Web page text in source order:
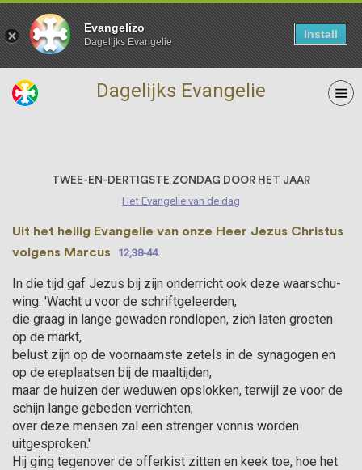
Evangelizo
Dagelijks Evangelie
Install
Dagelijks Evangelie 11 November
TWEE-EN-DERTIGSTE ZONDAG DOOR HET JAAR
Het Evangelie van de dag
Uit het heilig Evangelie van onze Heer Jezus Christus
volgens Marcus
12,38-44.
In die tijd gaf Jezus bij zijn onderricht ook deze waarschu­
wing: 'Wacht u voor de schriftgeleerden,
die graag in lange gewaden rondlopen, zich laten groeten
op de markt,
belust zijn op de voornaamste zetels in de synagogen en
op de ereplaatsen bij de maaltijden,
maar de huizen der weduwen opslokken, terwijl ze voor de
schijn lange gebeden verrichten;
over deze mensen zal een strenger vonnis worden
uitgesproken.'
Hij ging tegenover de offerkist zitten en keek toe, hoe het